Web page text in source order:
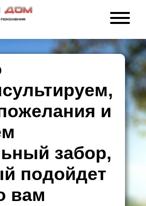
и
забор,
подойдет
вам